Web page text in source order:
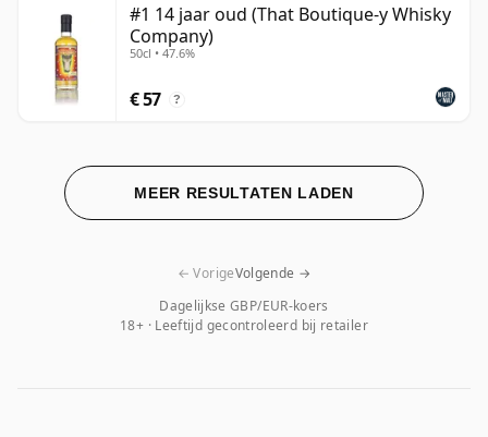
#1 14 jaar oud (That Boutique-y Whisky
Company)
50cl • 47.6%
€ 57 ?
MEER RESULTATEN LADEN
Dagelijkse GBP/EUR-koers
18+ · Leeftijd gecontroleerd bij retailer
← VorigeVolgende →